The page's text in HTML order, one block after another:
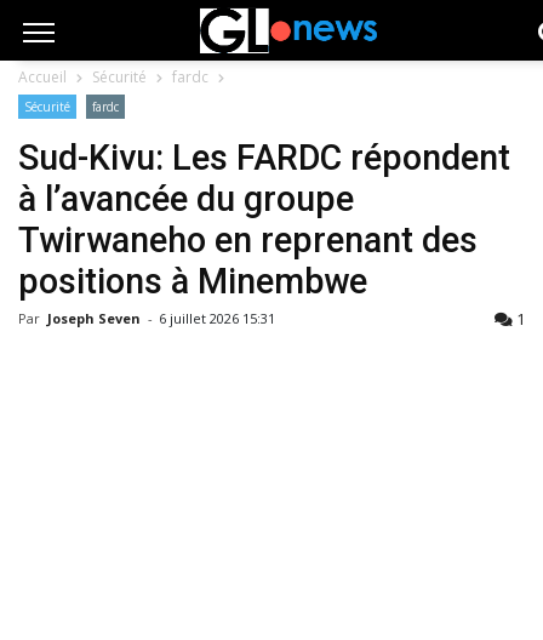
Accueil Sécurité fardc
Sécurité fardc
Sud-Kivu: Les FARDC répondent
à l’avancée du groupe
Twirwaneho en reprenant des
positions à Minembwe
Par Joseph Seven - 6 juillet 2026 15:31 1